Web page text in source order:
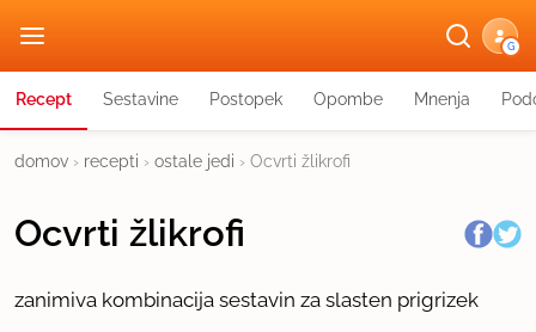
G
Recept Sestavine Postopek Opombe Mnenja
domov › recepti › ostale jedi › Ocvrti žlikrofi
Ocvrti žlikrofi
zanimiva kombinacija sestavin za slasten prigrizek